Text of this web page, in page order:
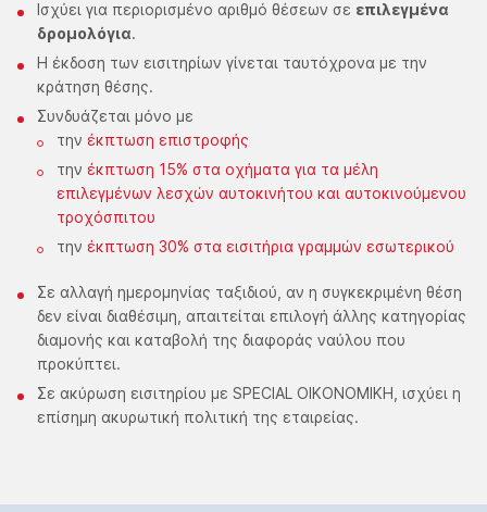
Ισχύει για περιορισμένο αριθμό θέσεων σε επιλεγμένα
δρομολόγια.
Η έκδοση των εισιτηρίων γίνεται ταυτόχρονα με την
κράτηση θέσης.
Συνδυάζεται μόνο με
την έκπτωση επιστροφής
την έκπτωση 15% στα οχήματα για τα μέλη
επιλεγμένων λεσχών αυτοκινήτου και αυτοκινούμενου
τροχόσπιτου
την έκπτωση 30% στα εισιτήρια γραμμών εσωτερικού
Σε αλλαγή ημερομηνίας ταξιδιού, αν η συγκεκριμένη θέση
δεν είναι διαθέσιμη, απαιτείται επιλογή άλλης κατηγορίας
διαμονής και καταβολή της διαφοράς ναύλου που
προκύπτει.
Σε ακύρωση εισιτηρίου με SPECIAL ΟΙΚΟΝΟΜΙΚΗ, ισχύει η
επίσημη ακυρωτική πολιτική της εταιρείας.